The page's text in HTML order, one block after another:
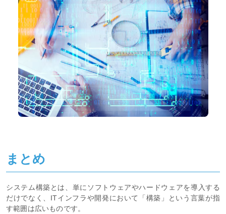
まとめ
システム構築とは、単にソフトウェアやハードウェアを導入する
だけでなく、ITインフラや開発において「構築」という言葉が指
す範囲は広いものです。